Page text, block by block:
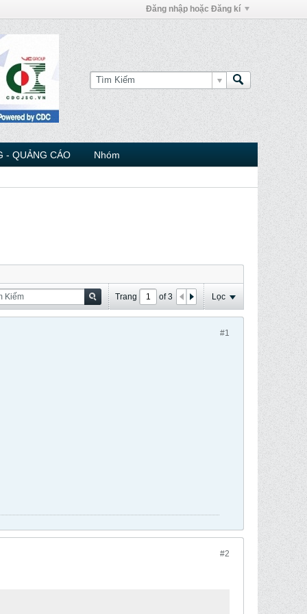
Đăng nhập hoặc Đăng kí
- QUẢNG CÁO Nhóm
Trang of3 Lọc
#1
#2